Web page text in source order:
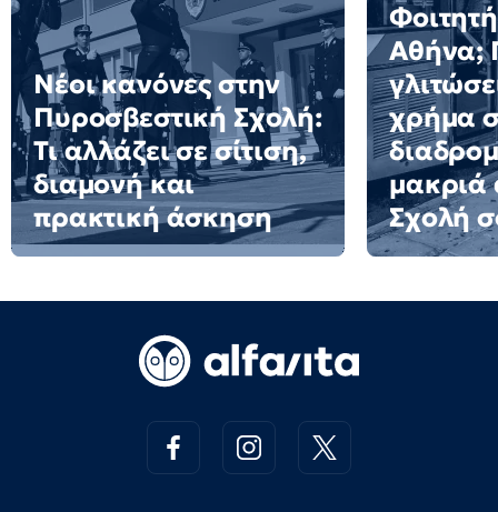
Νέοι κανόνες στην
Πυροσβεστική Σχολή:
Τι αλλάζει σε σίτιση,
διαμονή και
πρακτική άσκηση
Αθήνα;
χρήμα
μακριά
Σχολή